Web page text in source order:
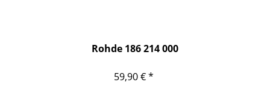
Rohde 186 214 000
59,90 € *